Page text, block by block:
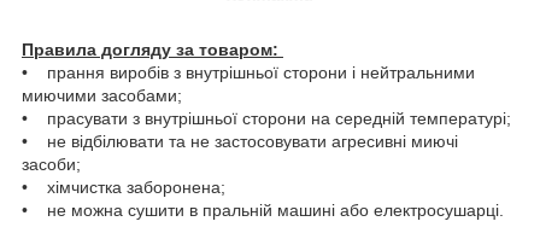
Правила догляду за товаром:
• прання виробів з внутрішньої сторони і нейтральними
миючими засобами;
• прасувати з внутрішньої сторони на середній температурі;
• не відбілювати та не застосовувати агресивні миючі
засоби;
• хімчистка заборонена;
• не можна сушити в пральній машині або електросушарці.